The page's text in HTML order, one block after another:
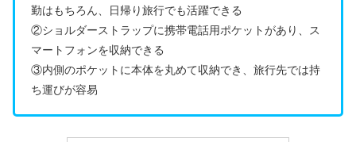
勤はもちろん、日帰り旅行でも活躍できる
②ショルダーストラップに携帯電話用ポケットがあり、ス
マートフォンを収納できる
③内側のポケットに本体を丸めて収納でき、旅行先では持
ち運びが容易